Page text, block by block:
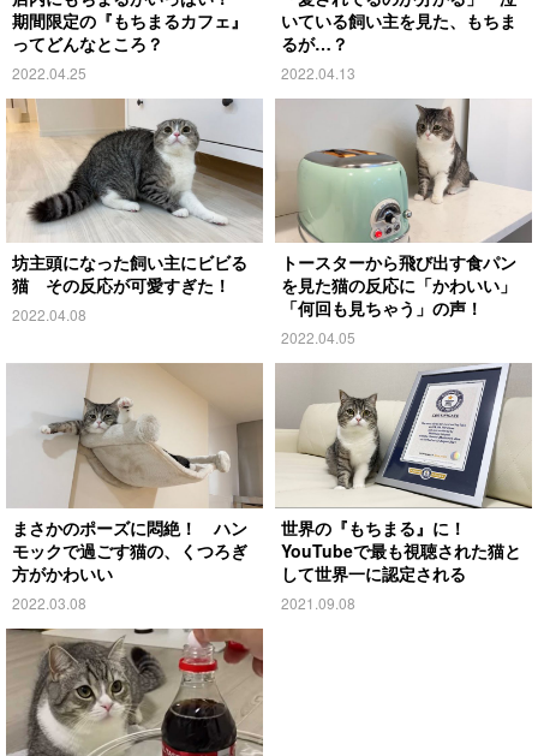
期間限定の『もちまるカフェ』
ってどんなところ？
2022.04.25
いている飼い主を見た、もちま
るが…？
2022.04.13
坊主頭になった飼い主にビビる
猫 その反応が可愛すぎた！
2022.04.08
トースターから飛び出す食パン
を見た猫の反応に「かわいい」
「何回も見ちゃう」の声！
2022.04.05
まさかのポーズに悶絶！ ハン
モックで過ごす猫の、くつろぎ
方がかわいい
2022.03.08
世界の『もちまる』に！
YouTubeで最も視聴された猫と
して世界一に認定される
2021.09.08